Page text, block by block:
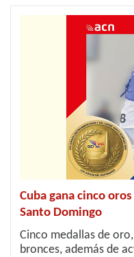
Cuba gana cinco
Santo Domingo
Cinco medallas de
bronces, además de